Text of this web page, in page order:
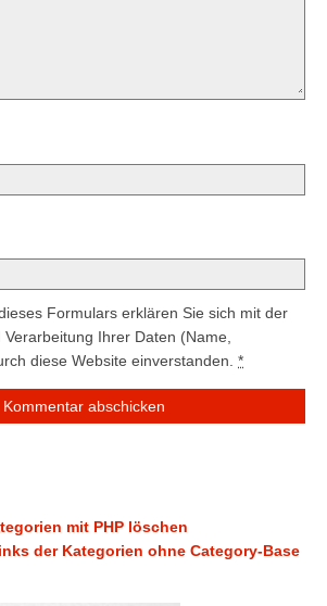
Formulars erklären Sie sich mit der
Ihrer Daten (Name,
diese Website einverstanden. *
mit PHP löschen
der Kategorien ohne Category-Base